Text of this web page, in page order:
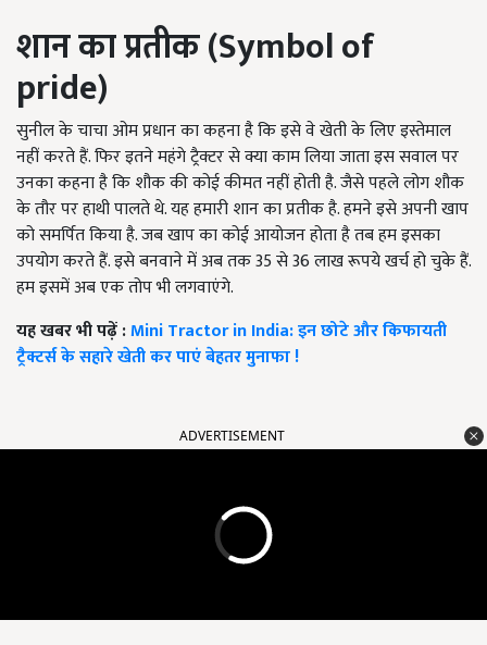
शानकाप्रतीक (Symbol of
pride)
सुनील के चाचा ओम प्रधान का कहना है कि इसे वे खेती के लिए इस्तेमाल
नहीं करते हैं. फिर इतने महंगे ट्रैक्टर से क्या काम लिया जाता इस सवाल पर
उनका कहना है कि शौक की कोई कीमत नहीं होती है. जैसे पहले लोग शौक
के तौर पर हाथी पालते थे. यह हमारी शान का प्रतीक है. हमने इसे अपनी खाप
को समर्पित किया है. जब खाप का कोई आयोजन होता है तब हम इसका
उपयोग करते हैं. इसे बनवाने में अब तक 35 से 36 लाख रूपये खर्च हो चुके हैं.
हम इसमें अब एक तोप भी लगवाएंगे.
यह खबर भी पढ़ें :Mini Tractor in India: इन छोटे और किफायती
ट्रैक्टर्स के सहारे खेती कर पाएं बेहतर मुनाफा !
ADVERTISEMENT